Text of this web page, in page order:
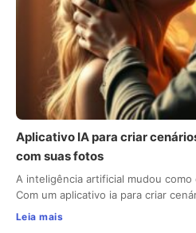
Aplicativo IA para criar
com suas fotos
A inteligência artificial mudou
Com um aplicativo ia para criar
Leia mais